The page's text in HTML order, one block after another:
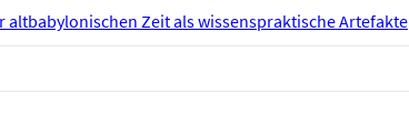
altbabylonischen Zeit als wissenspraktische Artefakte